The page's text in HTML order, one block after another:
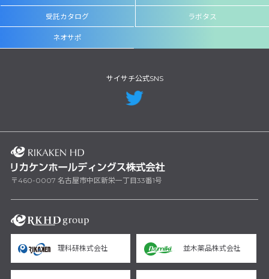
受託カタログ ラボタス
ネオサポ
サイサチ公式SNS
〒460-0007 名古屋市中区新栄一丁目33番1号
理科研株式会社 並木薬品株式会社